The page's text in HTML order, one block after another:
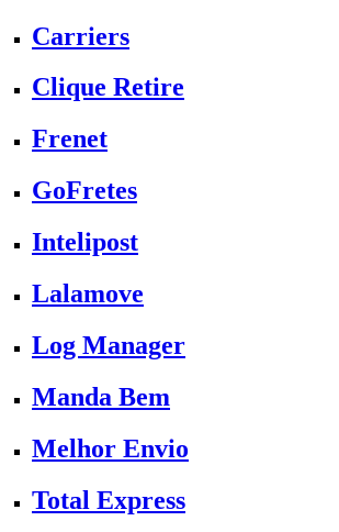
Carriers
Clique Retire
Frenet
GoFretes
Intelipost
Lalamove
Log Manager
Manda Bem
Melhor Envio
Total Express